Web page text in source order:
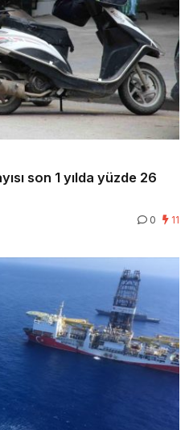
son 1 yılda yüzde 26
0 11